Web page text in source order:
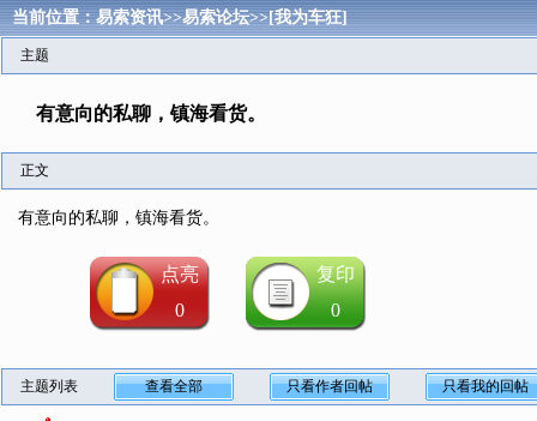
当前位置：易索资讯>>易索论坛>>[我为车狂]
主题
有意向的私聊，镇海看货。
正文
有意向的私聊，镇海看货。
点亮
0
复印
0
主题列表 查看全部 只看作者回帖 只看我的回帖